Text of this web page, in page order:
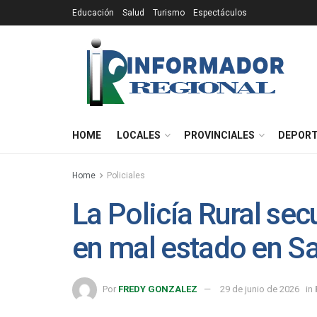
Educación Salud Turismo Espectáculos
HOME LOCALES PROVINCIALES
Home Policiales
La Policía Rural
en mal estado en
Por FREDY GONZALEZ 29 de junio de 2026 in